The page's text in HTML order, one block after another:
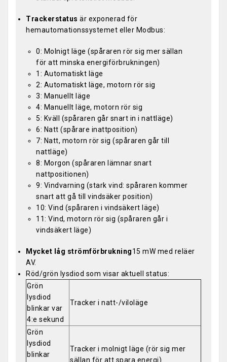
Trackerstatus är exponerad för
hemautomationssystemet eller Modbus:
0: Molnigt läge (spåraren rör sig mer sällan
för att minska energiförbrukningen)
1: Automatiskt läge
2: Automatiskt läge, motorn rör sig
3: Manuellt läge
4: Manuellt läge, motorn rör sig
5: Kväll (spåraren går snart in i nattläge)
6: Natt (spårare inattposition)
7: Natt, motorn rör sig (spåraren går till
nattläge)
8: Morgon (spåraren lämnar snart
nattpositionen)
9: Vindvarning (stark vind: spåraren kommer
snart att gå till vindsäker position)
10: Vind (spåraren i vindsäkert läge)
11: Vind, motorn rör sig (spåraren går i
vindsäkert läge)
Mycket låg strömförbrukning15 mW med reläer
AV.
Röd/grön lysdiod som visar aktuell status:
Grön
lysdiod
blinkar var
4:e sekund
Tracker i natt-/viloläge
Grön
lysdiod
blinkar
Tracker i molnigt läge (rör sig mer
sällan för att spara energi)